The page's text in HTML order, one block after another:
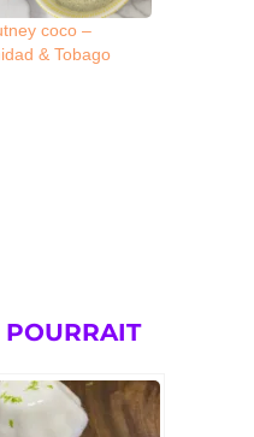
coco –
& Tobago
POURRAIT